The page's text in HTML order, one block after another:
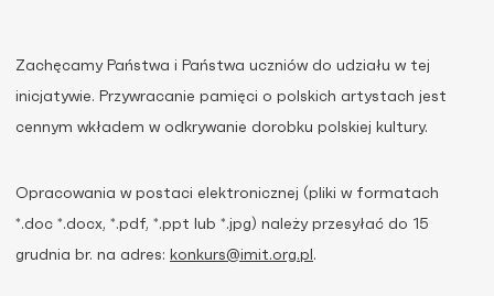
Zachęcamy Państwa i Państwa uczniów do udziału w tej
inicjatywie. Przywracanie pamięci o polskich artystach jest
cennym wkładem w odkrywanie dorobku polskiej kultury.
Opracowania w postaci elektronicznej (pliki w formatach
*.doc *.docx, *.pdf, *.ppt lub *.jpg) należy przesyłać do 15
grudnia br. na adres: konkurs@imit.org.pl .